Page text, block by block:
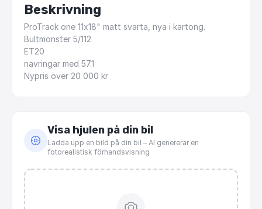
Beskrivning
ProTrack one 11x18" matt svarta, nya i kartong.
Bultmönster 5​/​112
ET20
navringar med 57.1
Nypris över 20 000 kr
Visa hjulen på din bil
Ladda upp en bild på din bil – AI genererar en
fotorealistisk förhandsvisning